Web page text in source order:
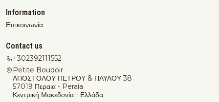
Information
Επικοινωνία
Contact us
+302392111552
Petite Boudoir
ΑΠΟΣΤΟΛΟΥ ΠΕΤΡΟΥ & ΠΑΥΛΟΥ 38
57019 Περαια - Peraía
Κεντρική Μακεδονία - Ελλάδα